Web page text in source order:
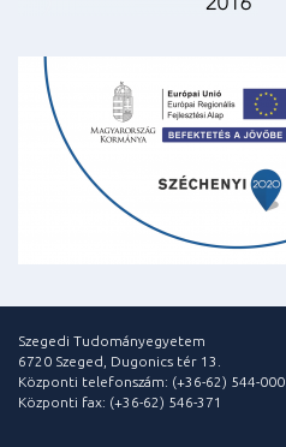
Szegedi Tudományegyetem
6720 Szeged, Dugonics tér 13.
Központi telefonszám: (+36-62) 544-000
Központi fax: (+36-62) 546-371